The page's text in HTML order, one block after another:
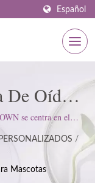
Español
De Oídos
ODM |
Para El
se centra en el
Seguimos la norma
(BPM); mantenemos
del cliente.
/
Mascotas